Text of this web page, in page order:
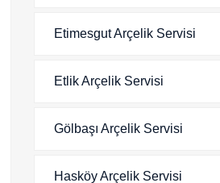
Etimesgut Arçelik Servisi
Etlik Arçelik Servisi
Gölbaşı Arçelik Servisi
Hasköy Arçelik Servisi